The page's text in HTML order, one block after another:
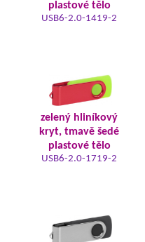
plastové tělo
USB6-2.0-1419-2
zelený hliníkový
kryt, tmavě šedé
plastové tělo
USB6-2.0-1719-2